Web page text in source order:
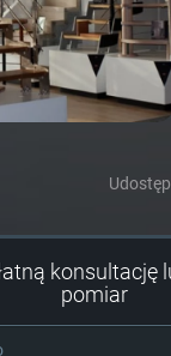
konsultację
pomiar